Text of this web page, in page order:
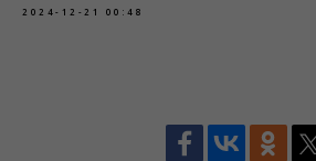
2024-12-21 00:48